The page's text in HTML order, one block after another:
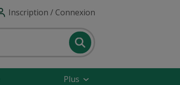
Inscription / Connexion
Plus